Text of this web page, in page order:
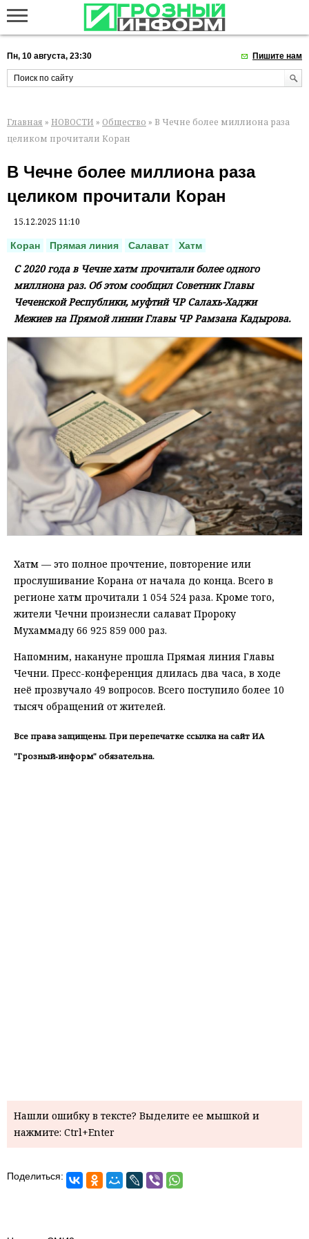
Пн, 10 августа, 23:30 Пишите нам
Главная » НОВОСТИ » Общество » В Чечне более миллиона раза
целиком прочитали Коран
В Чечне более миллиона раза
целиком прочитали Коран
15.12.2025 11:10
Коран Прямая линия Салават Хатм
С 2020 года в Чечне хатм прочитали более одного
миллиона раз. Об этом сообщил Советник Главы
Чеченской Республики, муфтий ЧР Салахь-Хаджи
Межиев на Прямой линии Главы ЧР Рамзана Кадырова.
Хатм — это полное прочтение, повторение или
прослушивание Корана от начала до конца. Всего в
регионе хатм прочитали 1 054 524 раза. Кроме того,
жители Чечни произнесли салават Пророку
Мухаммаду 66 925 859 000 раз.
Напомним, накануне прошла Прямая линия Главы
Чечни. Пресс-конференция длилась два часа, в ходе
неё прозвучало 49 вопросов. Всего поступило более 10
тысяч обращений от жителей.
Все права защищены. При перепечатке ссылка на сайт ИА
"Грозный-информ" обязательна.
Нашли ошибку в тексте? Выделите ее мышкой и
нажмите: Ctrl+Enter
Поделиться: